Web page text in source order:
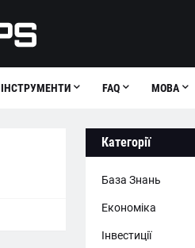
ІНСТРУМЕНТИ FAQ МОВА
Категорії
База Знань
Економіка
Інвестиції